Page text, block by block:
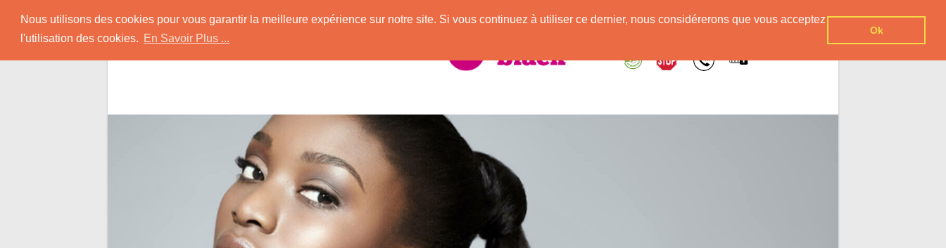
Nous utilisons des cookies pour vous garantir la meilleure expérience sur notre site. Si vous continuez à utiliser ce dernier, nous considérerons que vous acceptez
l'utilisation des cookies. En Savoir Plus ...
Ok
content
Rencontrer-Africaine
Conseils et Infos pour la Rencontre d'une Belle Africaine !